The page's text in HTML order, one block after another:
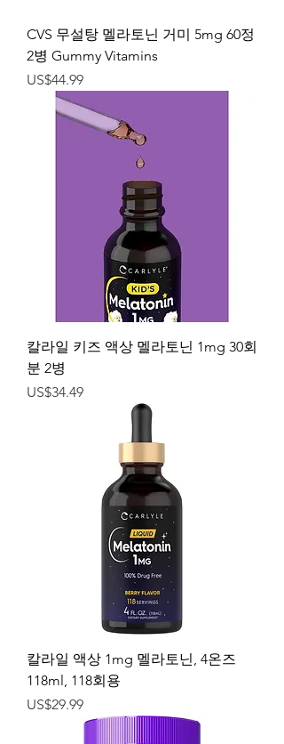
CVS 무설탕 멜라토닌 거미 5mg 60정
2병 Gummy Vitamins
가격
US$44.99
칼라일 키즈 액상 멜라토닌 1mg 30회
분 2병
가격
US$34.49
칼라일 액상 1mg 멜라토닌, 4온즈
118ml, 118회용
가격
US$29.99